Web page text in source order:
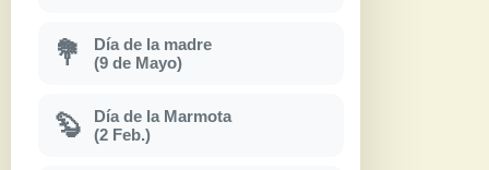
💐
Día de la madre
(9 de Mayo)
🦫
Día de la Marmota
(2 Feb.)